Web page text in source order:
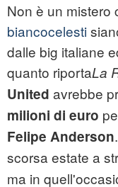
Non è un mistero
biancocelesti
dalle big italiane
quanto riportaLa
United avrebbe
milioni di euro
Felipe Anderson
scorsa estate a
ma in